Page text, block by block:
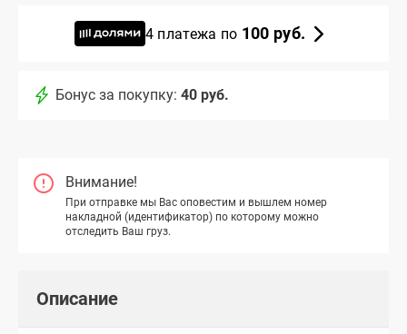
4 платежа по 100 руб.
Бонус за покупку: 40 руб.
Внимание!
При отправке мы Вас оповестим и вышлем номер
накладной (идентификатор) по которому можно
отследить Ваш груз.
Описание